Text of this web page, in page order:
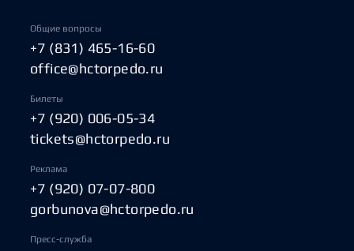
Общие вопросы
+7 (831) 465-16-60
office@hctorpedo.ru
Билеты
+7 (920) 006-05-34
tickets@hctorpedo.ru
Реклама
+7 (920) 07-07-800
gorbunova@hctorpedo.ru
Пресс-служба